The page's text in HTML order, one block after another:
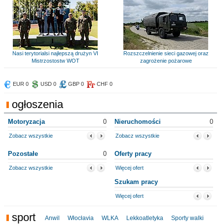
Nasi terytorialsi najlepszą drużyn VI
Mistrzostostw WOT
Rozszczelnienie sieci gazowej oraz
zagrożenie pożarowe
EUR 0 USD 0 GBP 0 CHF 0
ogłoszenia
Motoryzacja 0
Zobacz wszystkie
Nieruchomości 0
Zobacz wszystkie
Pozostałe 0
Zobacz wszystkie
Oferty pracy
Więcej ofert
Szukam pracy
Więcej ofert
sport Anwil Włocłavia WLKA Lekkoatletyka Sporty walki